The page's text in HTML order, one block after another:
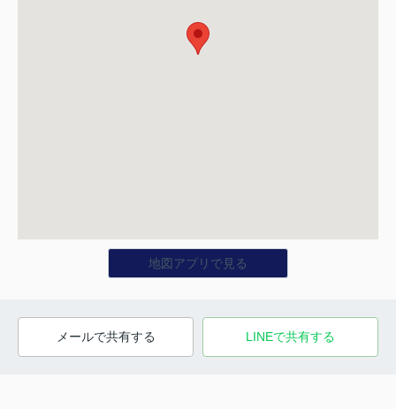
地図アプリで見る
メールで共有する LINEで共有する